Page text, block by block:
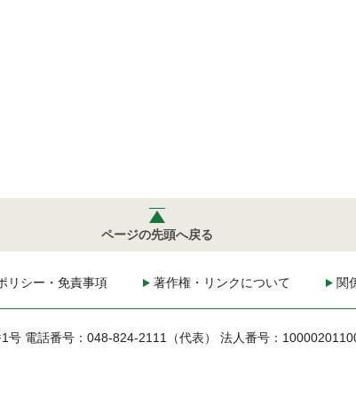
ページの先頭へ戻る
リシー・免責事項 著作権・リンクについて 関
号 電話番号：048-824-2111（代表） 法人番号：